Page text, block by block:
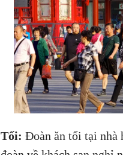
Tối: Đoàn ăn tối tại nhà